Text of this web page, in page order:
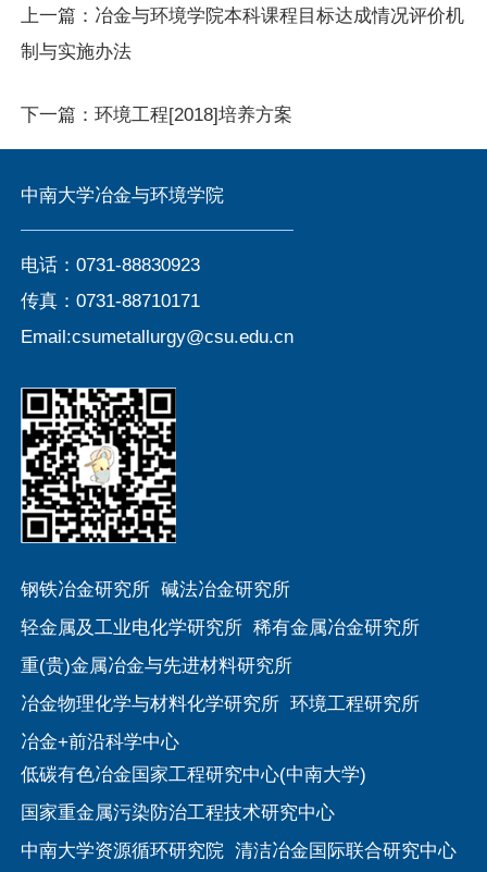
上一篇： 冶金与环境学院本科课程目标达成情况评价机
制与实施办法
下一篇：环境工程[2018]培养方案
中南大学冶金与环境学院
电话：0731-88830923
传真：0731-88710171
Email:csumetallurgy@csu.edu.cn
钢铁冶金研究所 碱法冶金研究所
轻金属及工业电化学研究所 稀有金属冶金研究所
重(贵)金属冶金与先进材料研究所
冶金物理化学与材料化学研究所 环境工程研究所
冶金+前沿科学中心
低碳有色冶金国家工程研究中心(中南大学)
国家重金属污染防治工程技术研究中心
中南大学资源循环研究院 清洁冶金国际联合研究中心